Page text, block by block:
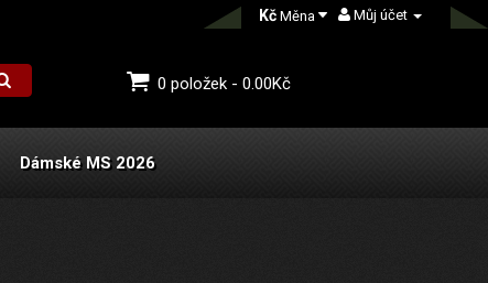
Můj účet
Kč Měna
0 položek - 0.00Kč
Dámské MS 2026